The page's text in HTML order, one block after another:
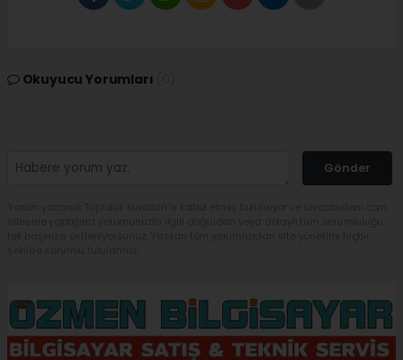
Okuyucu Yorumları
Gönder